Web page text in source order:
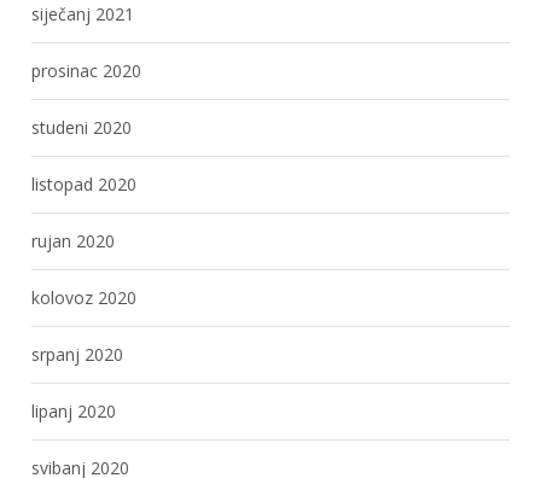
siječanj 2021
prosinac 2020
studeni 2020
listopad 2020
rujan 2020
kolovoz 2020
srpanj 2020
lipanj 2020
svibanj 2020